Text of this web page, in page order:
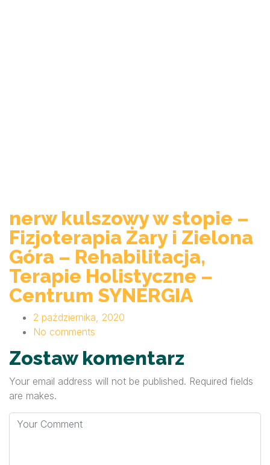
nerw kulszowy w stopie –
Fizjoterapia Żary i Zielona
Góra – Rehabilitacja,
Terapie Holistyczne –
Centrum SYNERGIA
2 października, 2020
No comments
Zostaw komentarz
Your email address will not be published. Required fields
are makes.